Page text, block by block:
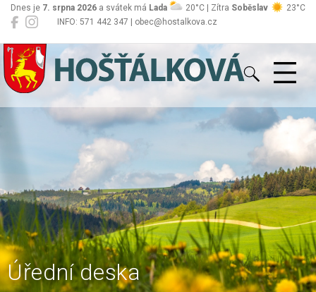
INFO: 571 442 347 | obec@hostalkova.cz
Dnes je 7. srpna 2026 a svátek má Lada 20°C | Zítra Soběslav 23°C
Hošťálková
Úřední deska